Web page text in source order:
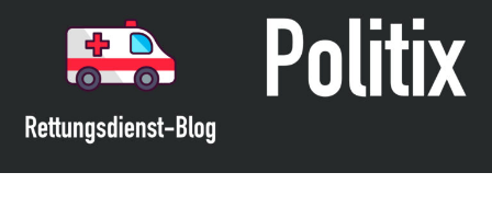
Leitlinie „Bauchschmerz bei Kindern und Jugendlichen – Bildgebende
Diagnostik“ der GPR
Leitlinie „Erbrechen im Kindes- und Jugendalter – Bildgebende
Diagnostik“ der GPR
Diagnostik“ der GPR